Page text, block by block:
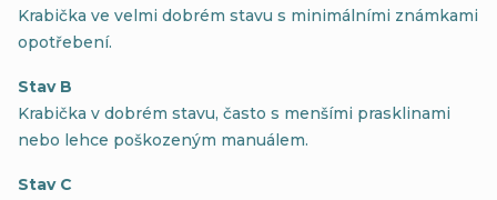
Krabička ve velmi dobrém stavu s minimálními známkami
opotřebení.
Stav B
Krabička v dobrém stavu, často s menšími prasklinami
nebo lehce poškozeným manuálem.
Stav C